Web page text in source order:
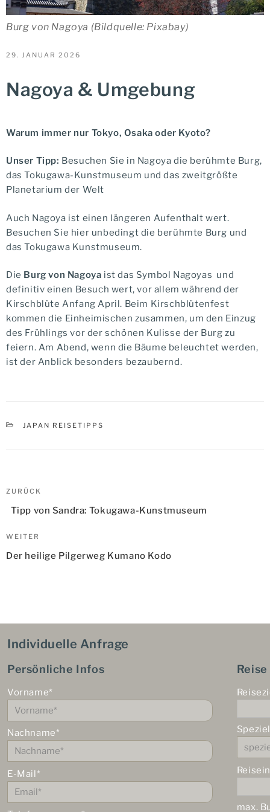
Burg von Nagoya (Bildquelle: Pixabay)
VERÖFFENTLICHT
29. JANUAR 2026
Nagoya & Umgebung
Warum immer nur Tokyo, Osaka oder Kyoto?
Unser Tipp: Besuchen Sie in Nagoya die berühmte Burg,
das Tokugawa-Kunstmuseum und das zweitgrößte
Planetarium der Welt
Auch Nagoya ist einen längeren Aufenthalt wert.
Besuchen Sie hier unbedingt die berühmte Burg und
das Tokugawa Kunstmuseum.
Die Burg von Nagoya ist das Symbol Nagoyas und
definitiv einen Besuch wert, vor allem während der
Kirschblüte Anfang April. Beim Kirschblütenfest
kommen die Einheimischen zusammen, um den Einzug
des Frühlings vor der schönen Kulisse der Burg zu
feiern. Am Abend, wenn die Bäume beleuchtet werden,
ist der Anblick besonders bezaubernd.
KATEGORIEN
JAPAN REISETIPPS
Beitragsnavigation
Vorheriger
Beitrag
ZURÜCK
Tipp von Sandra: Tokugawa-Kunstmuseum
Nächster
Beitrag
WEITER
Der heilige Pilgerweg Kumano Kodo
Individuelle Anfrage
Persönliche Infos
Vorname*
Nachname*
E-Mail*
max.